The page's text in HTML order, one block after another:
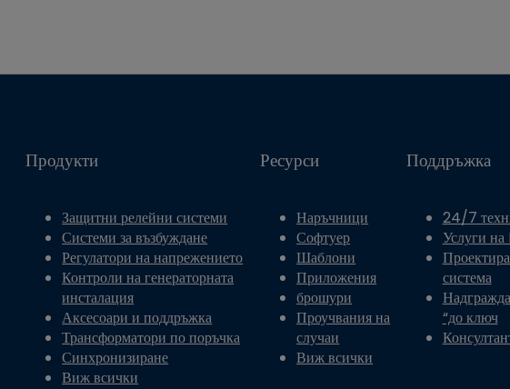
Продукти
Защитни релейни системи
Системи за възбуждане
Регулатори на напрежението
Контроли на генераторната
инсталация
Аксесоари и поддръжка
Трансформатори по поръчка
Синхронизиране
Виж всички
Ресурси
Наръчници
Софтуер
Шаблони
Приложения
брошури
Проучвания на
случаи
Виж всички
Поддръжка
24/7
Услуги
система
“до ключ